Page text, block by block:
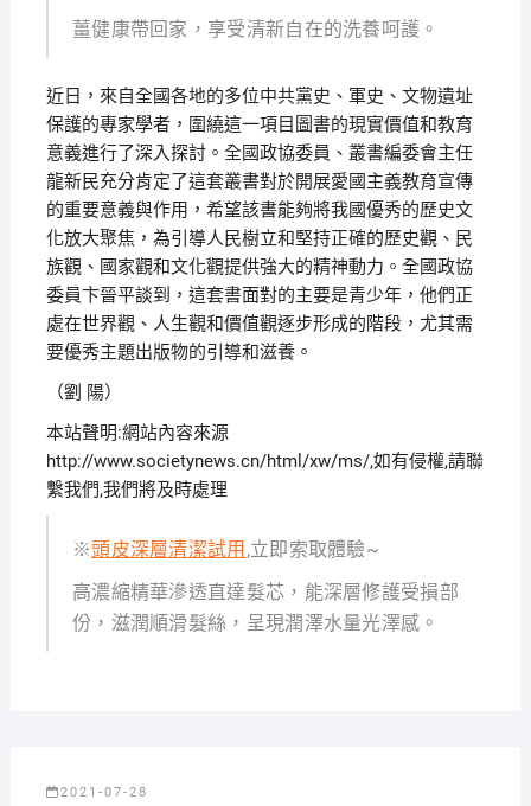
薑健康帶回家，享受清新自在的洗養呵護。
近日，來自全國各地的多位中共黨史、軍史、文物遺址
保護的專家學者，圍繞這一項目圖書的現實價值和教育
意義進行了深入探討。全國政協委員、叢書編委會主任
龍新民充分肯定了這套叢書對於開展愛國主義教育宣傳
的重要意義與作用，希望該書能夠將我國優秀的歷史文
化放大聚焦，為引導人民樹立和堅持正確的歷史觀、民
族觀、國家觀和文化觀提供強大的精神動力。全國政協
委員卞晉平談到，這套書面對的主要是青少年，他們正
處在世界觀、人生觀和價值觀逐步形成的階段，尤其需
要優秀主題出版物的引導和滋養。
（劉 陽）
本站聲明:網站內容來源
http://www.societynews.cn/html/xw/ms/,如有侵權,請聯
繫我們,我們將及時處理
※頭皮深層清潔試用 ,立即索取體驗~
高濃縮精華滲透直達髮芯，能深層修護受損部
份，滋潤順滑髮絲，呈現潤澤水量光澤感。
2021-07-28